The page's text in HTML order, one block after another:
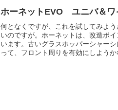
ホーネットEVO ユニバ＆ワ
何となくですが、これを試してみよ
いのですが。ホーネットは、改造ポ
います。古いグラスホッパーシャー
って、フロント周りを有効にしよう